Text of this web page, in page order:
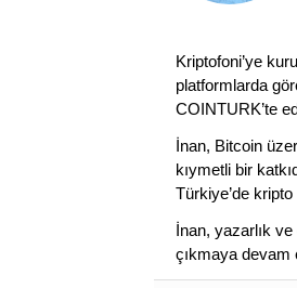
Kriptofoni’ye
platformlarda
COINTURK’te
İnan, Bitcoin
kıymetli bir
Türkiye’de
İnan, yazarlık
çıkmaya devam